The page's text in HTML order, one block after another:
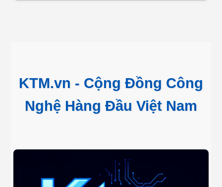
KTM.vn - Cộng Đồng Công
Nghệ Hàng Đầu Việt Nam